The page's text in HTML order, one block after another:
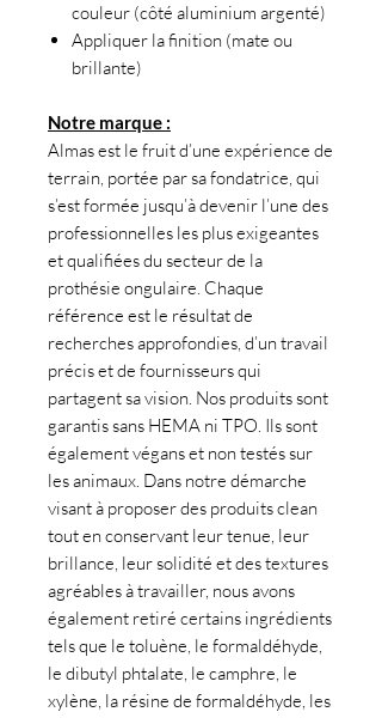
couleur (côté aluminium argenté)
Appliquer la finition (mate ou
brillante)
Notre marque :
Almas est le fruit d’une expérience de
terrain, portée par sa fondatrice, qui
s’est formée jusqu’à devenir l’une des
professionnelles les plus exigeantes
et qualifiées du secteur de la
prothésie ongulaire. Chaque
référence est le résultat de
recherches approfondies, d’un travail
précis et de fournisseurs qui
partagent sa vision. Nos produits sont
garantis sans HEMA ni TPO. Ils sont
également végans et non testés sur
les animaux. Dans notre démarche
visant à proposer des produits clean
tout en conservant leur tenue, leur
brillance, leur solidité et des textures
agréables à travailler, nous avons
également retiré certains ingrédients
tels que le toluène, le formaldéhyde,
le dibutyl phtalate, le camphre, le
xylène, la résine de formaldéhyde, les